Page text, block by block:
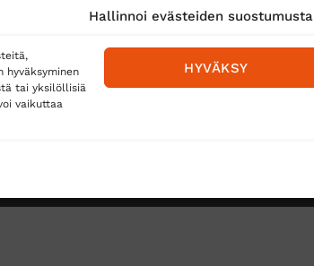
Hallinnoi evästeiden suostumusta
tai yksilöllisiä
vaikuttaa
HYVÄKSY
Toimitustavat
Matkahuolto
Postnord